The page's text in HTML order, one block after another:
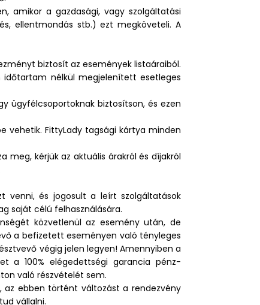
amikor a gazdasági, vagy szolgáltatási
ellentmondás stb.) ezt megköveteli. A
biztosít az események listaáraiból.
időtartam nélkül megjelenített esetleges
ügyfélcsoportoknak biztosítson, és ezen
vehetik. FittyLady tagsági kártya minden
kérjük az aktuális árakról és díjakról
venni, és jogosult a leírt szolgáltatások
saját célú felhasználására.
közvetlenül az esemény után, de
a befizetett eseményen való tényleges
végig jelen legyen! Amennyiben a
a 100% elégedettségi garancia pénz-
való részvételét sem.
az ebben történt változást a rendezvény
vállalni.